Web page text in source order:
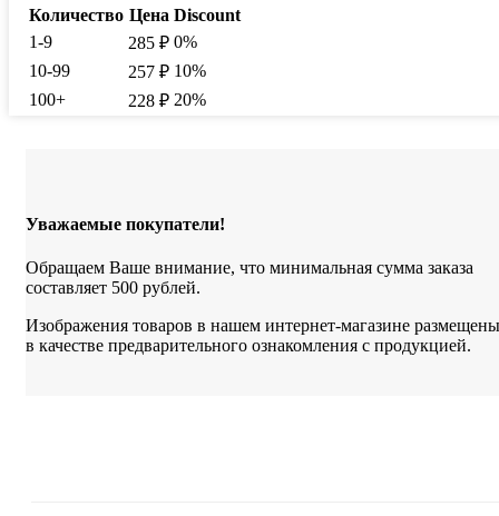
Количество Цена Discount
1-9
285 ₽ 0%
10-99
257 ₽ 10%
100+
228 ₽ 20%
Уважаемые покупатели!
Обращаем Ваше внимание, что минимальная сумма заказа
составляет 500 рублей.
Изображения товаров в нашем интернет-магазине размещены
в качестве предварительного ознакомления с продукцией.